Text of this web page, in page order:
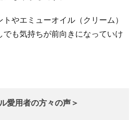
やエミューオイル（クリーム）
も気持ちが前向きになっていけ
愛用者の方々の声＞